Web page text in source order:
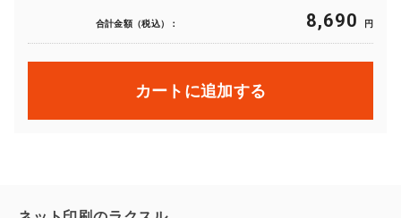
合計金額（税込）： 8,690 円
カートに追加する